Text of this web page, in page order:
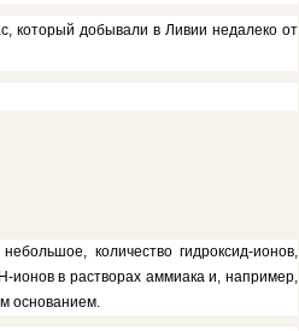
который добыва­ли в Ливии недалеко от
количество гидроксид-ионов,
ионов в растворах аммиака и, например,
основанием.